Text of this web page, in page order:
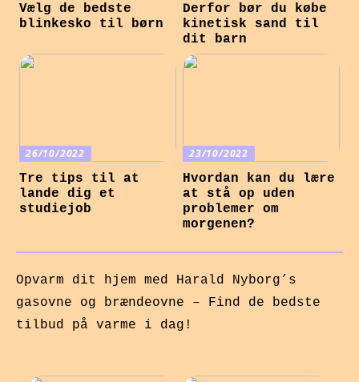
Vælg de bedste
blinkesko til børn
Derfor bør du købe
kinetisk sand til
dit barn
26/10/2022
Tre tips til at
lande dig et
studiejob
23/10/2022
Hvordan kan du lære
at stå op uden
problemer om
morgenen?
Opvarm dit hjem med Harald Nyborg’s
gasovne og brændeovne – Find de bedste
tilbud på varme i dag!